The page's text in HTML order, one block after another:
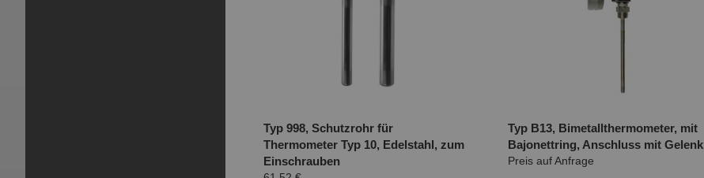
Typ 998, Schutzrohr für
Thermometer Typ 10, Edelstahl, zum
Einschrauben
Typ B13, Bimetallthermometer, mit
Bajonettring, Anschluss mit Gelenk
Preis auf Anfrage